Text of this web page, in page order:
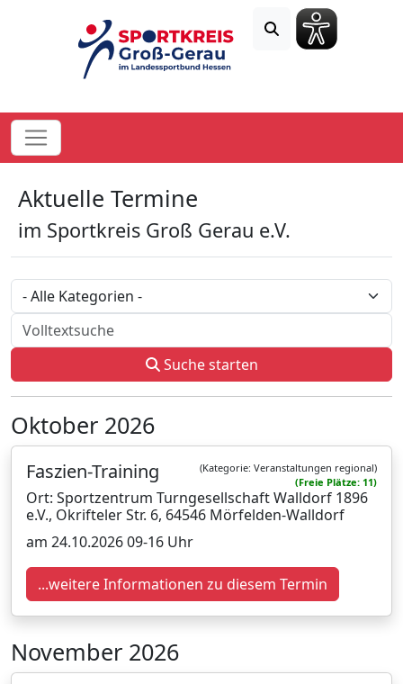
Aktuelle Termine
im Sportkreis Groß Gerau e.V.
Kategorie
Volltextsuche
Suche starten
Oktober 2026
(Kategorie: Veranstaltungen regional)
(Freie Plätze: 11)
Faszien-Training
Ort: Sportzentrum Turngesellschaft Walldorf 1896
e.V., Okrifteler Str. 6, 64546 Mörfelden-Walldorf
am 24.10.2026 09-16 Uhr
...weitere Informationen zu diesem Termin
November 2026